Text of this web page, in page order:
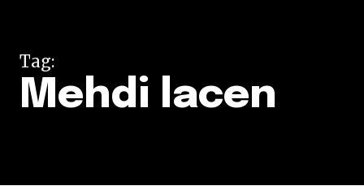
Tag:
Mehdi lacen